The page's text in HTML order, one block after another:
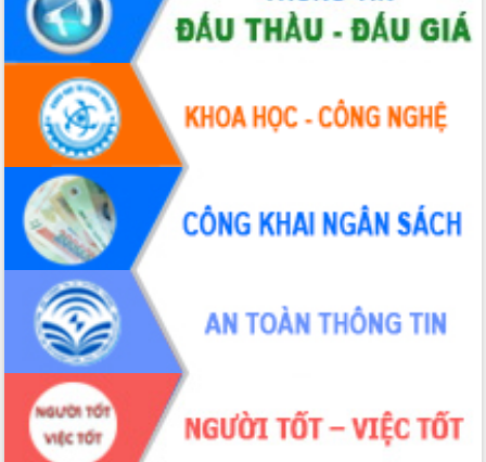
Tổ chức trang trọng Lễ hội Đền thờ
Lương Văn Chánh năm 2026
Phó Bí thư Tỉnh ủy Đắk Lắk Đỗ Hữu
Huy giữ chức Bí thư Đảng ủy Ủy Ban
Nhân dân tỉnh
Bệnh án điện tử thúc đẩy chuyển đổi
số y tế tại Đắk Lắk
Chuyển đổi số thư viện: Mở rộng
không gian tri thức trong thời đại số
Đánh giá, rút kinh nghiệm công tác tổ
chức diễn tập trước ngày bầu cử
Chương trình “Gặp gỡ hữu nghị –
Friendship Meeting New Year 2026”
Bầu cử Quốc hội và HĐND: Cử tri Đắk
Lắk gửi gắm niềm tin, kỳ vọng vào lá
phiếu
Đắk Lắk sẵn sàng các điều kiện cho
Ngày hội bầu cử đại biểu Quốc hội
khóa XVI và HĐND các cấp nhiệm kỳ